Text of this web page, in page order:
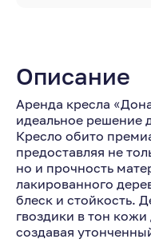
Описание
Аренда кресла
идеальное решение
Кресло обито
предоставляя не
но и прочность
лакированного
блеск и стойкость.
гвоздики в тон
создавая